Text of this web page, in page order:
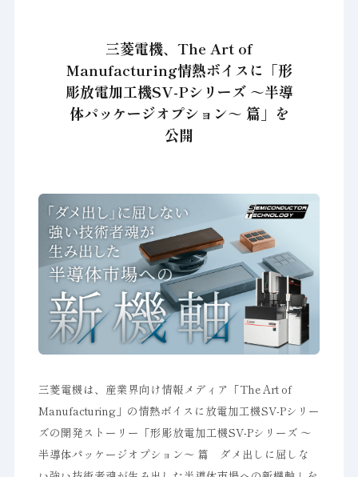
三菱電機、The Art of
Manufacturing情熱ボイスに「形
彫放電加工機SV-Pシリーズ ～半導
体パッケージオプション～ 篇」を
公開
三菱電機は、産業界向け情報メディア「The Art of
Manufacturing」の情熱ボイスに放電加工機SV-Pシリー
ズの開発ストーリー「形彫放電加工機SV-Pシリーズ ～
半導体パッケージオプション～ 篇 ダメ出しに屈しな